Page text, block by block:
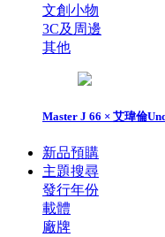
文創小物
3C及周邊
其他
Master J 66 × 艾瑋倫
新品預購
主題搜尋
發行年份
載體
廠牌